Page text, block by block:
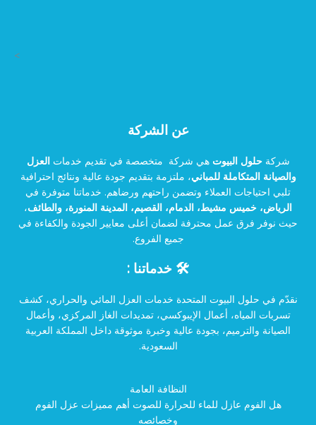
>
عن الشركة
شركةحلول البيوت هي شركة متخصصة في تقديم خدماتالعزل
والصيانة المتكاملة للمباني، ملتزمة بتقديم جودة عالية ونتائج احترافية
تلبي احتياجات العملاء وتضمن راحتهم ورضاهم. خدماتنا متوفرة في
الرياض، خميس مشيط، الدمام، القصيم، المدينة المنورة، والطائف،
حيث نوفر فرق عمل محترفة لضمان أعلى معايير الجودة والكفاءة في
جميع الفروع.
🛠️ خدماتنا :
نقدّم في حلول البيوت المتحدة خدمات العزل المائي والحراري، كشف
تسربات المياه، أعمال الإيبوكسي، تمديدات الغاز المركزي، وأعمال
الصيانة والترميم، بجودة عالية وخبرة موثوقة داخل المملكة العربية
السعودية.
النظافة العامة
هل الفوم عازل للماء للحرارة للصوت أهم مميزات عزل الفوم
وخصائصه